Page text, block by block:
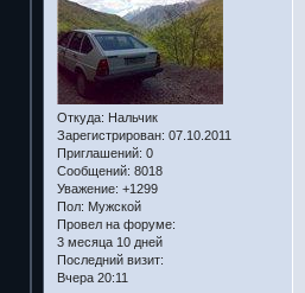
Откуда: Нальчик
Зарегистрирован: 07.10.2011
Приглашений: 0
Сообщений: 8018
Уважение: +1299
Пол: Мужской
Провел на форуме:
3 месяца 10 дней
Последний визит:
Вчера 20:11